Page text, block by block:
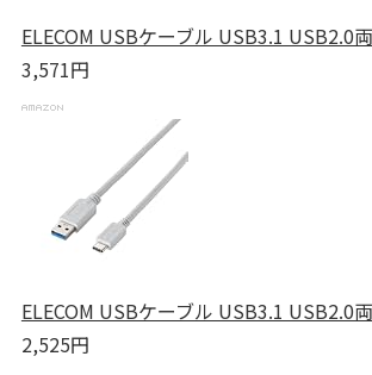
ELECOM USBケーブル USB3.1 USB2.0
3,571円
ELECOM USBケーブル USB3.1 USB2.0
2,525円